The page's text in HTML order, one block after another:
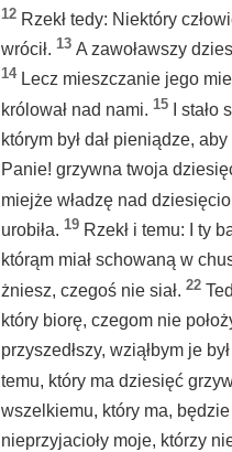
12 Rzekł tedy: Niektóry
wrócił. 13 A zawoławszy
14 Lecz mieszczanie jego
królował nad nami. 15
I
którym był dał pieniądze,
Panie! grzywna twoja
miejże władzę nad
urobiła. 19 Rzekł i temu: I ty
którąm miał schowaną w
żniesz, czegoś nie siał. 22
który biorę, czegom nie
przyszedłszy, wziąłbym je
temu, który ma dziesięć
wszelkiemu, który ma,
nieprzyjacioły moje, którzy